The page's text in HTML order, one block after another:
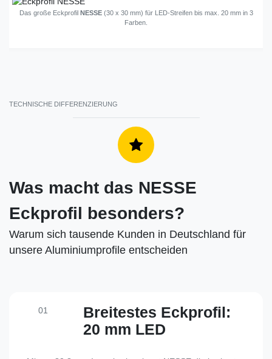
Das große Eckprofil NESSE(30 x 30 mm) für LED-Streifen bis max. 20 mm in 3
Farben.
TECHNISCHE DIFFERENZIERUNG
Was macht das NESSE
Eckprofil besonders?
Warum sich tausende Kunden in Deutschland für
unsere Aluminiumprofile entscheiden
01
Breitestes Eckprofil:
20 mm LED